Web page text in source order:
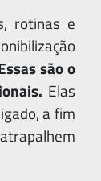
rotinas e
são o
Elas
a fim